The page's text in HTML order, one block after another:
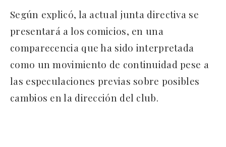
Según explicó, la actual junta directiva se
presentará a los comicios, en una
comparecencia que ha sido interpretada
como un movimiento de continuidad pese a
las especulaciones previas sobre posibles
cambios en la dirección del club.